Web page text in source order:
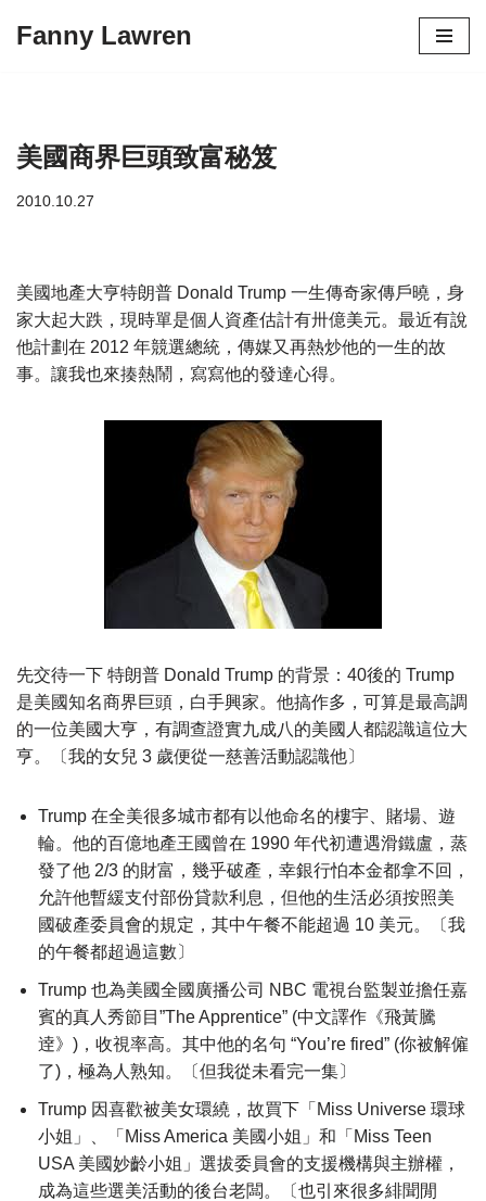
Fanny Lawren
美國商界巨頭致富秘笈
2010.10.27
美國地產大亨特朗普 Donald Trump 一生傳奇家傳戶曉，身
家大起大跌，現時單是個人資產估計有卅億美元。最近有說
他計劃在 2012 年競選總統，傳媒又再熱炒他的一生的故
事。讓我也來揍熱鬧，寫寫他的發達心得。
先交待一下 特朗普 Donald Trump 的背景：40後的 Trump
是美國知名商界巨頭，白手興家。他搞作多，可算是最高調
的一位美國大亨，有調查證實九成八的美國人都認識這位大
亨。〔我的女兒 3 歲便從一慈善活動認識他〕
Trump 在全美很多城市都有以他命名的樓宇、賭場、遊
輪。他的百億地產王國曾在 1990 年代初遭遇滑鐵盧，蒸
發了他 2/3 的財富，幾乎破產，幸銀行怕本金都拿不回，
允許他暫緩支付部份貸款利息，但他的生活必須按照美
國破產委員會的規定，其中午餐不能超過 10 美元。〔我
的午餐都超過這數〕
Trump 也為美國全國廣播公司 NBC 電視台監製並擔任嘉
賓的真人秀節目”The Apprentice” (中文譯作《飛黃騰
逹》)，收視率高。其中他的名句 “You’re fired” (你被解僱
了)，極為人熟知。〔但我從未看完一集〕
Trump 因喜歡被美女環繞，故買下「Miss Universe 環球
小姐」、「Miss America 美國小姐」和「Miss Teen
USA 美國妙齡小姐」選拔委員會的支援機構與主辦權，
成為這些選美活動的後台老闆。〔也引來很多緋聞閒